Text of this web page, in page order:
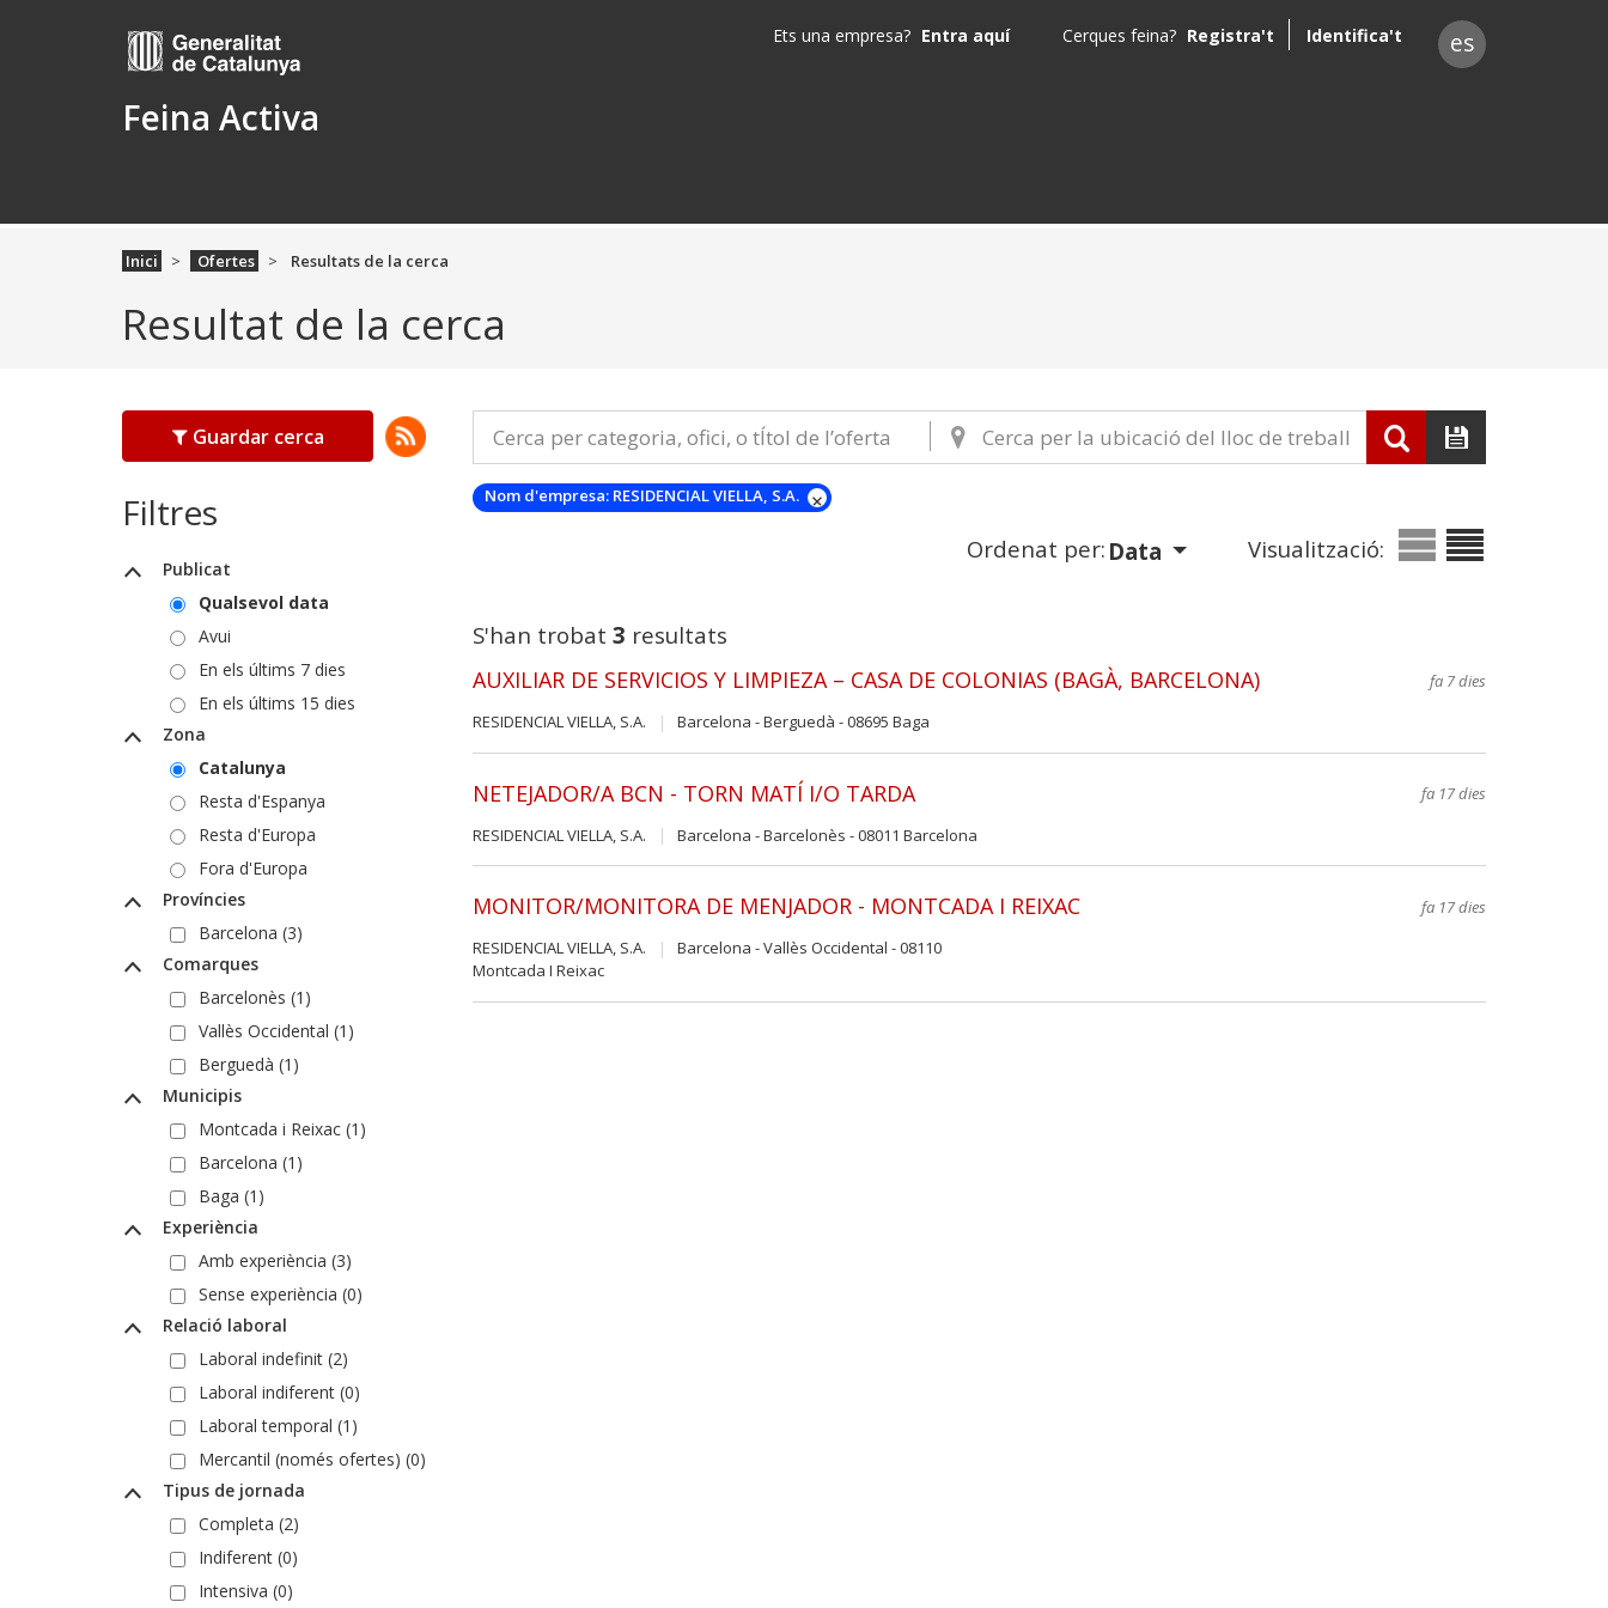
Feina Activa
Ets una empresa? Entra aquí Cerques feina? Registra't Identifica't es
Inici Ofertes Resultats de la cerca
Resultat de la cerca
Guardar cerca
Filtres
Publicat
Qualsevol data
Avui
En els últims 7 dies
En els últims 15 dies
Zona
Catalunya
Resta d'Espanya
Resta d'Europa
Fora d'Europa
Províncies
Barcelona (3)
Comarques
Barcelonès (1)
Vallès Occidental (1)
Berguedà (1)
Municipis
Montcada i Reixac (1)
Barcelona (1)
Baga (1)
Experiència
Amb experiència (3)
Sense experiència (0)
Relació laboral
Laboral indefinit (2)
Laboral indiferent (0)
Laboral temporal (1)
Mercantil (només ofertes) (0)
Tipus de jornada
Completa (2)
Indiferent (0)
Intensiva (0)
Nom d'empresa:RESIDENCIAL VIELLA, S.A.
Ordenat per: Data Visualització:
S'han trobat 3 resultats
AUXILIAR DE SERVICIOS Y LIMPIEZA – CASA DE COLONIAS (BAGÀ, BARCELONA)
fa 7 dies
RESIDENCIAL VIELLA, S.A.
Barcelona - Berguedà - 08695 Baga
NETEJADOR/A BCN - TORN MATÍ I/O TARDA
fa 17 dies
RESIDENCIAL VIELLA, S.A.
Barcelona - Barcelonès - 08011 Barcelona
MONITOR/MONITORA DE MENJADOR - MONTCADA I REIXAC
fa 17 dies
RESIDENCIAL VIELLA, S.A.
Barcelona - Vallès Occidental - 08110
Montcada I Reixac